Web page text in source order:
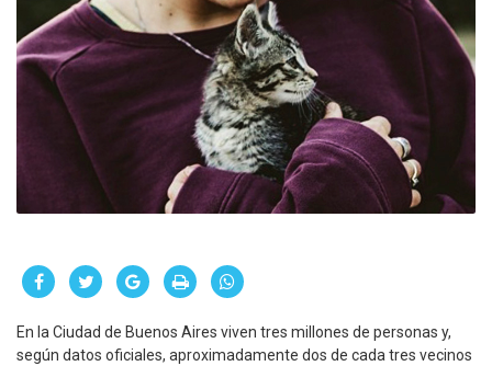
En la Ciudad de Buenos Aires viven tres millones de personas y,
según datos oficiales, aproximadamente dos de cada tres vecinos